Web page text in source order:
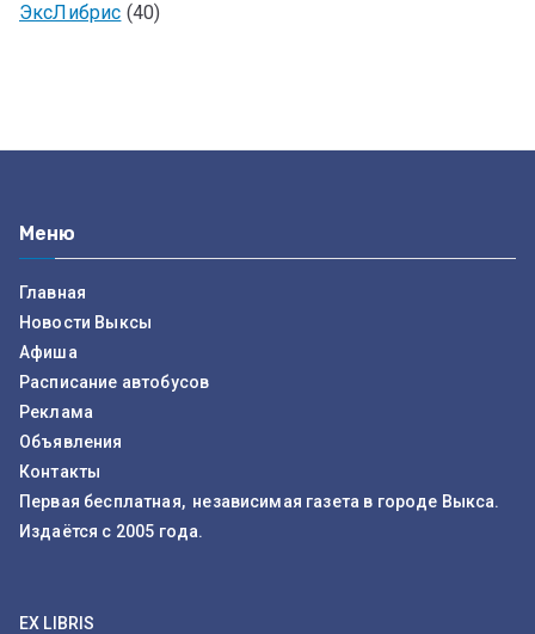
ЭксЛибрис (40)
Меню
Главная
Новости Выксы
Афиша
Расписание автобусов
Реклама
Объявления
Контакты
Первая бесплатная, независимая газета в городе Выкса.
Издаётся с 2005 года.
EX LIBRIS